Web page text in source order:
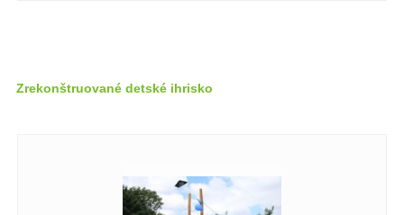
Zrekonštruované detské ihrisko